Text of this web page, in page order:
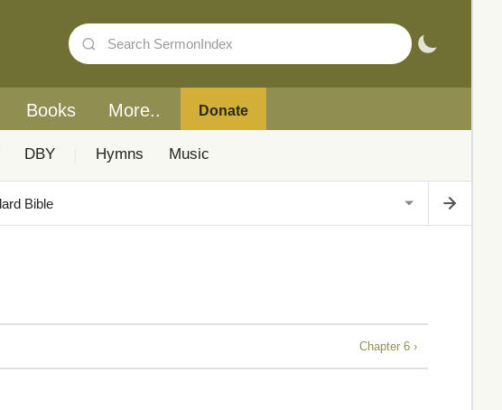
Books More.. Donate
DBY Hymns Music
Chapter 6 ›